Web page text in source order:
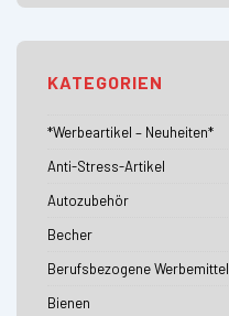
KATEGORIEN
*Werbeartikel – Neuheiten*
Anti-Stress-Artikel
Autozubehör
Becher
Berufsbezogene Werbemittel
Bienen